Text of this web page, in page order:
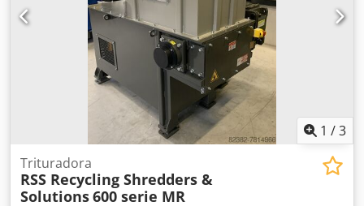
1 /3
Trituradora
RSS Recycling Shredders &
Solutions600 serie MR